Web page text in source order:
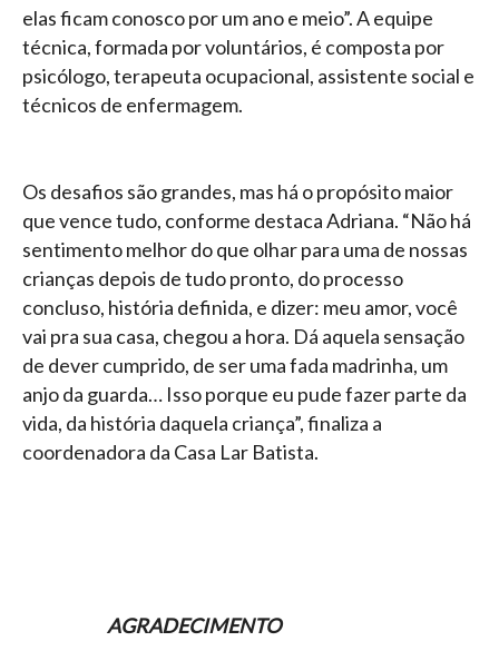
elas ficam conosco por um ano e meio”. A equipe
técnica, formada por voluntários, é composta por
psicólogo, terapeuta ocupacional, assistente social e
técnicos de enfermagem.
Os desafios são grandes, mas há o propósito maior
que vence tudo, conforme destaca Adriana. “Não há
sentimento melhor do que olhar para uma de nossas
crianças depois de tudo pronto, do processo
concluso, história definida, e dizer: meu amor, você
vai pra sua casa, chegou a hora. Dá aquela sensação
de dever cumprido, de ser uma fada madrinha, um
anjo da guarda… Isso porque eu pude fazer parte da
vida, da história daquela criança”, finaliza a
coordenadora da Casa Lar Batista.
AGRADECIMENTO